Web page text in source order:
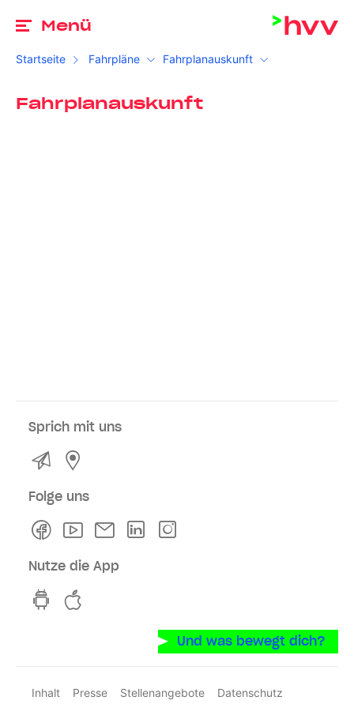
Menü
Startseite Fahrpläne Fahrplanauskunft
Fahrplanauskunft
Sprich mit uns
Kontakt
Folge uns
FacebookYoutubeNewsletterLinkedln
Nutze die App
hvv switch App auf GooglePlay
Und was bewegt dich?
Inhalt Presse Stellenangebote
Datenschutz